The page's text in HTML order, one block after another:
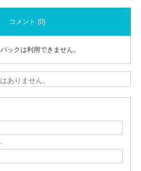
コメント (0)
ックは利用できません。
ありません。